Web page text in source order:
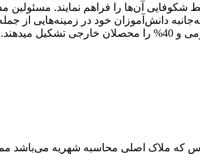
آن‌ها را فراهم نمایند. مسئولین
دانش‌آموزان خود در زمینه‌هایی
اصلی محاسبه شهریه می‌باشد